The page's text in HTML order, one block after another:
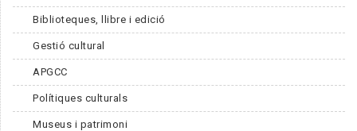
Biblioteques, llibre i edició
Gestió cultural
APGCC
Polítiques culturals
Museus i patrimoni